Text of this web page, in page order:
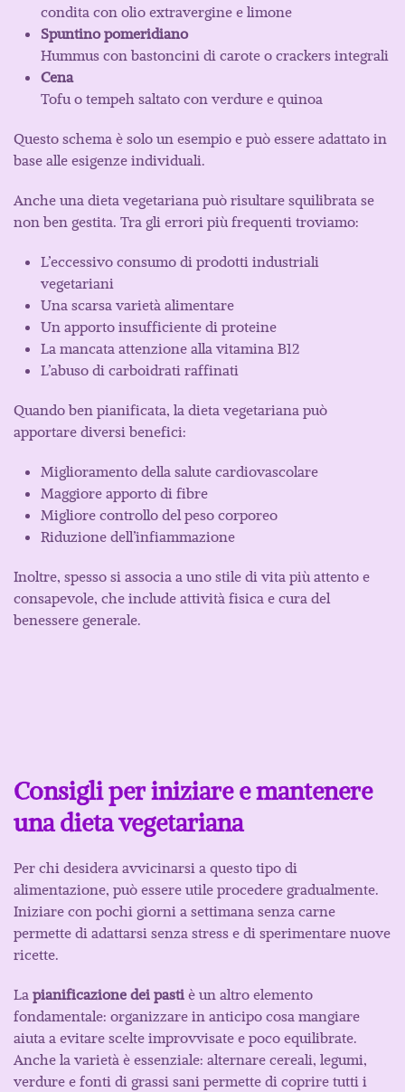
condita con olio extravergine e limone
Spuntino pomeridiano
Hummus con bastoncini di carote o crackers integrali
Cena
Tofu o tempeh saltato con verdure e quinoa
Questo schema è solo un esempio e può essere adattato in
base alle esigenze individuali.
Anche una dieta vegetariana può risultare squilibrata se
non ben gestita. Tra gli errori più frequenti troviamo:
L’eccessivo consumo di prodotti industriali
vegetariani
Una scarsa varietà alimentare
Un apporto insufficiente di proteine
La mancata attenzione alla vitamina B12
L’abuso di carboidrati raffinati
Quando ben pianificata, la dieta vegetariana può
apportare diversi benefici:
Miglioramento della salute cardiovascolare
Maggiore apporto di fibre
Migliore controllo del peso corporeo
Riduzione dell’infiammazione
Inoltre, spesso si associa a uno stile di vita più attento e
consapevole, che include attività fisica e cura del
benessere generale.
Consigli per iniziare e mantenere
una dieta vegetariana
Per chi desidera avvicinarsi a questo tipo di
alimentazione, può essere utile procedere gradualmente.
Iniziare con pochi giorni a settimana senza carne
permette di adattarsi senza stress e di sperimentare nuove
ricette.
La pianificazione dei pasti è un altro elemento
fondamentale: organizzare in anticipo cosa mangiare
aiuta a evitare scelte improvvisate e poco equilibrate.
Anche la varietà è essenziale: alternare cereali, legumi,
verdure e fonti di grassi sani permette di coprire tutti i